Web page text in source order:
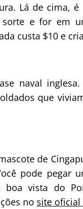
Lá de cima,
e for em
custa $10 e
naval
que
de
pode pegar
vista do
no site